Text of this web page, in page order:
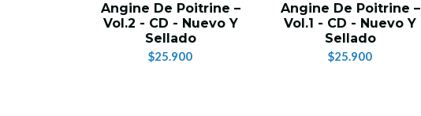
Angine De Poitrine –
Vol.2 - CD - Nuevo Y
Sellado
$25.900
Angine De Poitrine –
Vol.1 - CD - Nuevo Y
Sellado
$25.900